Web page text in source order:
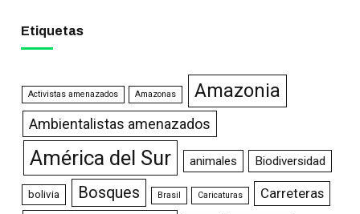
Etiquetas
Activistas amenazados Amazonas Amazonia
Ambientalistas amenazados
América del Sur animales Biodiversidad
bolivia Bosques Brasil Caricaturas Carreteras